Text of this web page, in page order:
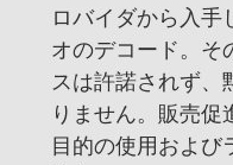
ロバイダから入手
オのデコード。そ
スは許諾されず、
りません。販売促
目的の使用および